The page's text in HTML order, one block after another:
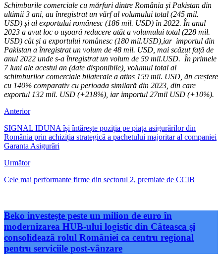
Schimburile comerciale cu mărfuri dintre România și Pakistan din
ultimii 3 ani, au înregistrat un vărf al volumului total (245 mil.
USD) și al exportului românesc (186 mil. USD) în 2022. În anul
2023 a avut loc o ușoară reducere atât a volumului total (228 mil.
USD) cât și a exportului românesc (180 mil.USD),iar importul din
Pakistan a înregistrat un volum de 48 mil. USD, mai scăzut față de
anul 2022 unde s-a înregistrat un volum de 59 mil.USD. În primele
7 luni ale acestui an (date disponibile), volumul total al
schimburilor comerciale bilaterale a atins 159 mil. USD, ăn creștere
cu 140% comparativ cu perioada similară din 2023, din care
exportul 132 mil. USD (+218%), iar importul 27mil USD (+10%).
Anterior
SIGNAL IDUNA își întărește poziția pe piața asigurărilor din
România prin achiziția strategică a pachetului majoritar al companiei
Garanta Asigurări
Următor
Cele mai performante firme din sectorul 2, premiate de CCIB
Beko investește peste un milion de euro în
modernizarea HUB-ului logistic din Căteasca și
consolidează rolul României ca centru regional
pentru serviciile post-vânzare